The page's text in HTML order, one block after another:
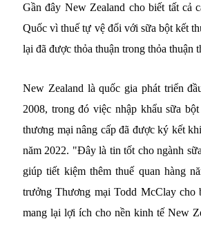
Gần đây New Zealand cho biết tất cả
Quốc vì thuế tự vệ đối với sữa bột kết
lại đã được thỏa thuận trong thỏa thuận
New Zealand là quốc gia phát triển
2008, trong đó việc nhập khẩu sữa
thương mại nâng cấp đã được ký kết
năm 2022. "Đây là tin tốt cho ngành
giúp tiết kiệm thêm thuế quan hàng
trưởng Thương mại Todd McClay
mang lại lợi ích cho nền kinh tế New